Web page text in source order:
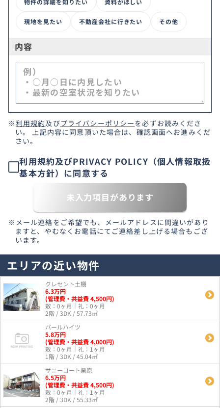
現地を見たい 不動産会社に行きたい その他
内容
※利用規約及びプライバシーポリシーを必ずお読みくださ
い。 上記内容に同意頂いた場合は、確認画面へお進みくだ
さい。
利用規約及びPRIVACY POLICY（個人情報取扱
基本方針）に同意する
未入力項目があります
※メール連絡をご希望でも、メールアドレスに間違いがあり
ますと、やむなくお電話にてご連絡差し上げる場合もござ
います。
エリアの近い物件
クレセント土棚
6.3万円
(管理費・共益費 4,500円)
敷：0ヶ月｜礼：0ヶ月
2階 / 3DK / 57.73㎡
パールハイツ
5.8万円
(管理費・共益費 4,000円)
敷：0ヶ月｜礼：1ヶ月
1階 / 3DK / 45.04㎡
サニーコート栗原
6.5万円
(管理費・共益費 4,500円)
敷：0ヶ月｜礼：1ヶ月
2階 / 3DK / 55.33㎡